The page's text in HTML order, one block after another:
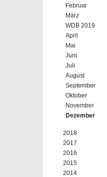
Februar
März
WDB 2019
April
Mai
Juni
Juli
August
September
Oktober
November
Dezember
2018
2017
2016
2015
2014